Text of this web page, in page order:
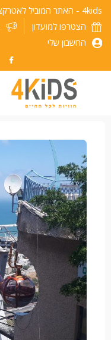
דילוג
לתוכן
4kids - האתר המוביל לאטרקציות ופעילויות למשפחה
הצטרפו למועדון
החשבון שלי